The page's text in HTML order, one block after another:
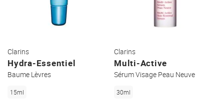
Clarins
Hydra-Essentiel
Baume Lèvres
15ml
Clarins
Multi-Active
Sérum Visage Peau Neuve
30ml